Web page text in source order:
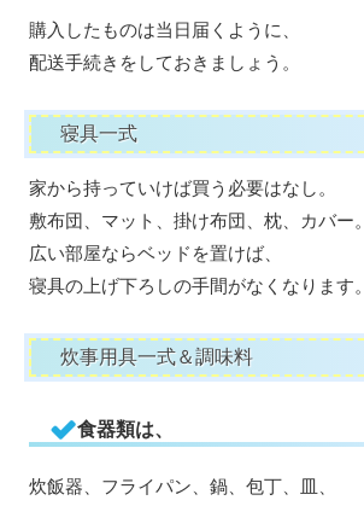
購入したものは当日届くように、
配送手続きをしておきましょう。
寝具一式
家から持っていけば買う必要はなし。
敷布団、マット、掛け布団、枕、カバー。
広い部屋ならベッドを置けば、
寝具の上げ下ろしの手間がなくなります。
炊事用具一式＆調味料
食器類は、
炊飯器、フライパン、鍋、包丁、皿、